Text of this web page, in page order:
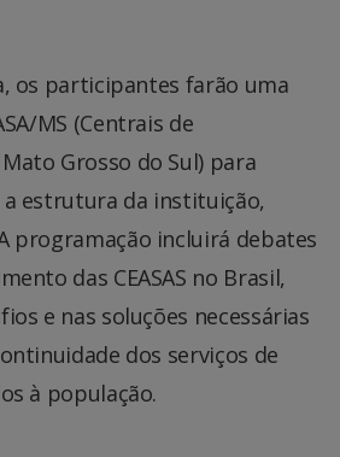
os participantes farão uma
MS (Centrais de
Grosso do Sul) para
estrutura da instituição,
programação incluirá debates
das CEASAS no Brasil,
e nas soluções necessárias
dos serviços de
à população.